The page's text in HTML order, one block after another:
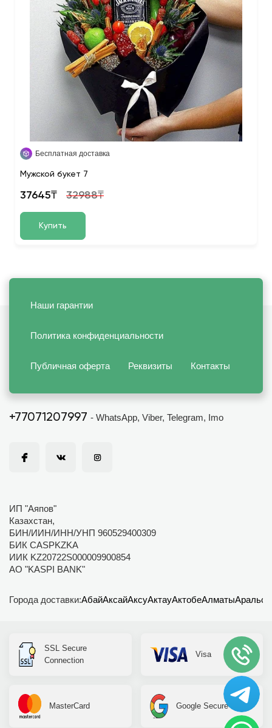
Бесплатная доставка
Мужской букет 7
37645₸ 32988₸
Купить
Наши гарантии
Политика конфиденциальности
Публичная оферта Реквизиты Контакты
+77071207997 - WhatsApp, Viber, Telegram, Imo
ИП "Аяпов"
Казахстан,
БИН/ИИН/ИНН/УНП 960529400309
БИК CASPKZKA
ИИК KZ20722S000009900854
АО "KASPI BANK"
Города доставки:АбайАксайАксуАктауАктобеАлматыАральск
SSL Secure
Connection
Visa
MasterCard Google Secure